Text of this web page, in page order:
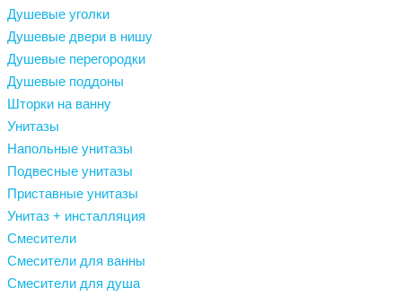
Душевые уголки
Душевые двери в нишу
Душевые перегородки
Душевые поддоны
Шторки на ванну
Унитазы
Напольные унитазы
Подвесные унитазы
Приставные унитазы
Унитаз + инсталляция
Смесители
Смесители для ванны
Смесители для душа